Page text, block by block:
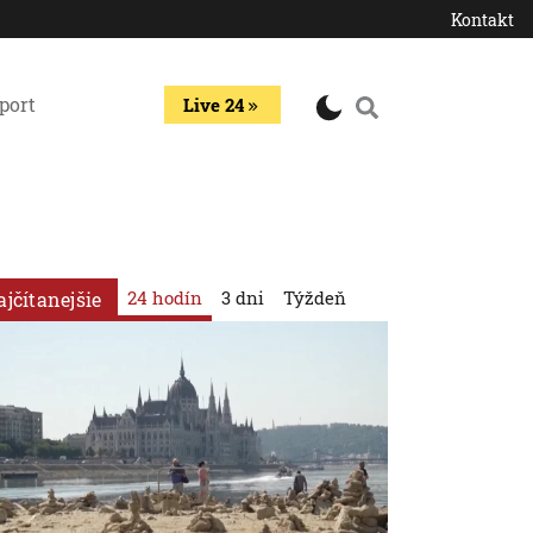
Kontakt
Live 24
24 hodín 3 dni Týždeň